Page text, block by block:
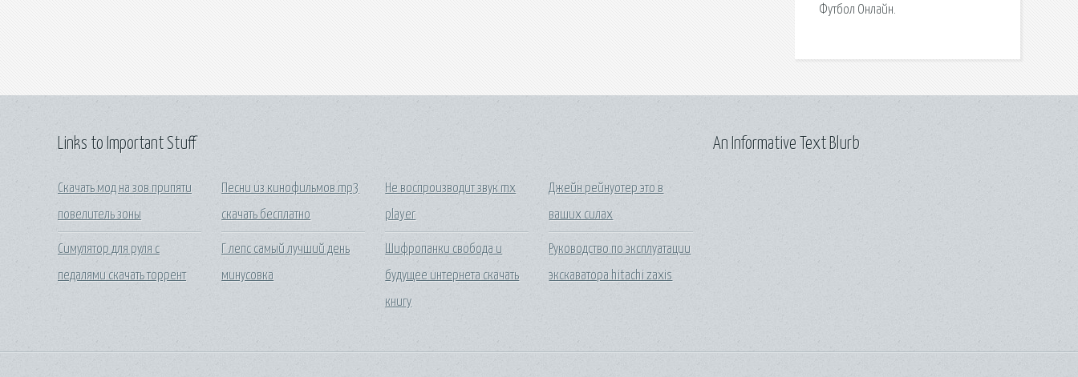
Футбол Онлайн.
Links to Important Stuff
Скачать мод на зов припяти
повелитель зоны
Симулятор для руля с
педалями скачать торрент
Песни из кинофильмов mp3
скачать бесплатно
Г лепс самый лучший день
минусовка
Не воспроизводит звук mx
player
Шифропанки свобода и
будущее интернета скачать
книгу
Джейн рейнуотер это в
ваших силах
Руководство по эксплуатации
экскаватора hitachi zaxis
An Informative Text Blurb